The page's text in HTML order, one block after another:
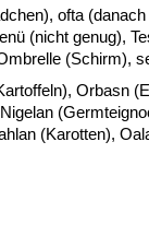
ofta
(nicht genug),
(Schirm),
Orbasn
(Karotten),